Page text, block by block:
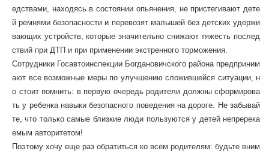
едствами
находясь в состоянии опьянения, не пристегивают дете
й ремнями безопасности и перевозят малышей без детских удержи
вающих устройств,которые значительно снижают тяжесть послед
ствий при ДТП и при применении экстренного торможения
Сотрудники Госавтоинспекции Богдановичского района предприним
ают все возможные меры по улучшению сложившейся ситуации, н
о стоит помнить: в первую очередь родители должны сформирова
ть у ребенка навыки безопасного поведения на дороге Не забывай
те ,что только самые близкие люди пользуются у детей непререка
емым авторитетом!
Поэтому хочу еще раз обратиться ко всем родителям: будьте вним